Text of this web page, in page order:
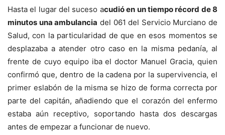
Hasta el lugar del suceso acudió en un tiempo récord de 8
minutos una ambulancia del 061 del Servicio Murciano de
Salud, con la particularidad de que en esos momentos se
desplazaba a atender otro caso en la misma pedanía, al
frente de cuyo equipo iba el doctor Manuel Gracia, quien
confirmó que, dentro de la cadena por la supervivencia, el
primer eslabón de la misma se hizo de forma correcta por
parte del capitán, añadiendo que el corazón del enfermo
estaba aún receptivo, soportando hasta dos descargas
antes de empezar a funcionar de nuevo.